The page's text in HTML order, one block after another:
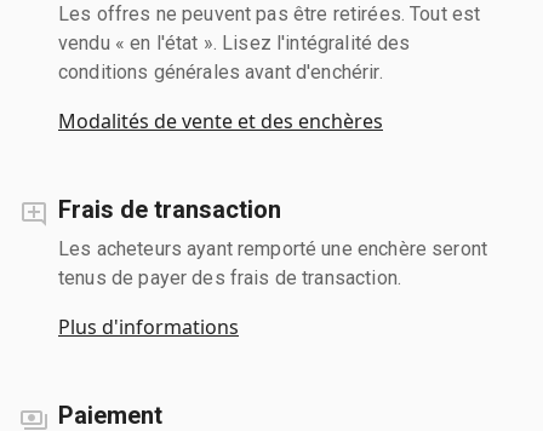
Les offres ne peuvent pas être retirées. Tout est
vendu « en l'état ». Lisez l'intégralité des
conditions générales avant d'enchérir.
Modalités de vente et des enchères
Frais de transaction
Les acheteurs ayant remporté une enchère seront
tenus de payer des frais de transaction.
Plus d'informations
Paiement